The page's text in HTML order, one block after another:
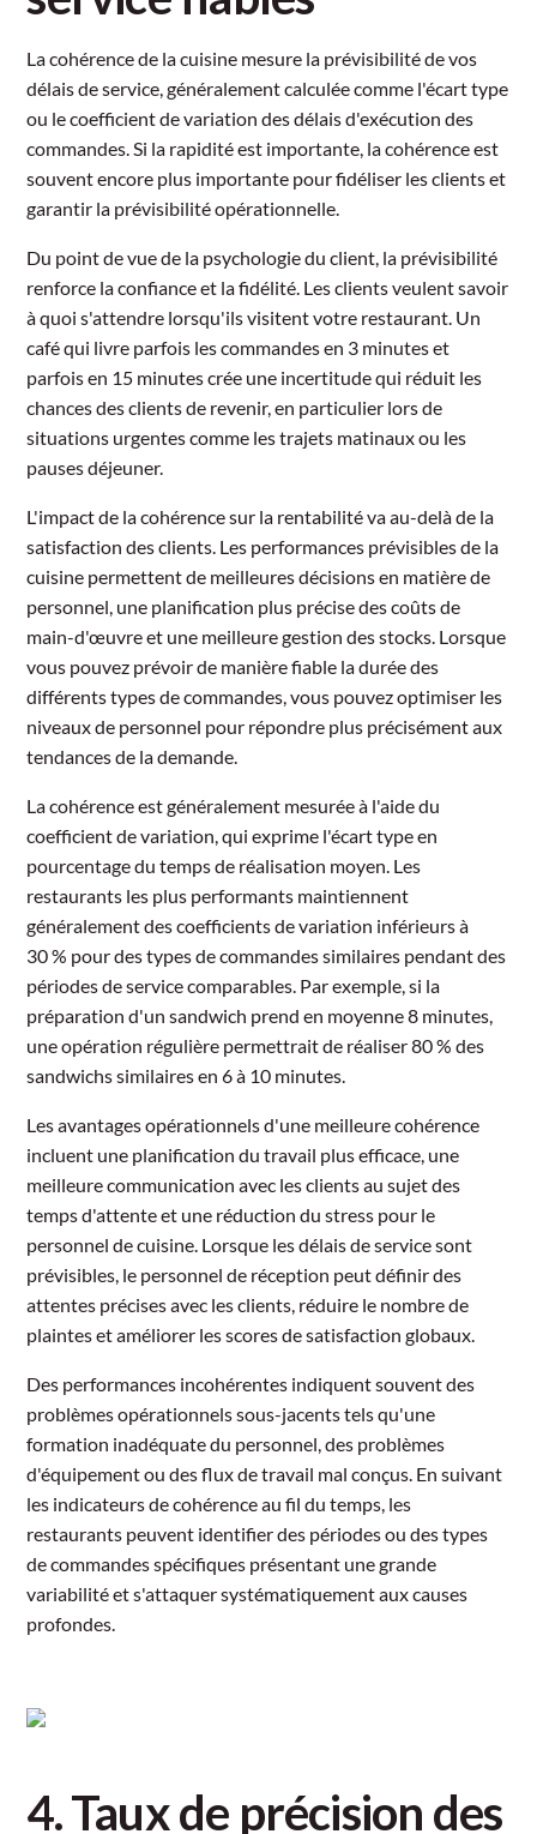
La cohérence de la cuisine mesure la prévisibilité de vos
délais de service, généralement calculée comme l'écart type
ou le coefficient de variation des délais d'exécution des
commandes. Si la rapidité est importante, la cohérence est
souvent encore plus importante pour fidéliser les clients et
garantir la prévisibilité opérationnelle.
Du point de vue de la psychologie du client, la prévisibilité
renforce la confiance et la fidélité. Les clients veulent savoir
à quoi s'attendre lorsqu'ils visitent votre restaurant. Un
café qui livre parfois les commandes en 3 minutes et
parfois en 15 minutes crée une incertitude qui réduit les
chances des clients de revenir, en particulier lors de
situations urgentes comme les trajets matinaux ou les
pauses déjeuner.
L'impact de la cohérence sur la rentabilité va au-delà de la
satisfaction des clients. Les performances prévisibles de la
cuisine permettent de meilleures décisions en matière de
personnel, une planification plus précise des coûts de
main-d'œuvre et une meilleure gestion des stocks. Lorsque
vous pouvez prévoir de manière fiable la durée des
différents types de commandes, vous pouvez optimiser les
niveaux de personnel pour répondre plus précisément aux
tendances de la demande.
La cohérence est généralement mesurée à l'aide du
coefficient de variation, qui exprime l'écart type en
pourcentage du temps de réalisation moyen. Les
restaurants les plus performants maintiennent
généralement des coefficients de variation inférieurs à
30 % pour des types de commandes similaires pendant des
périodes de service comparables. Par exemple, si la
préparation d'un sandwich prend en moyenne 8 minutes,
une opération régulière permettrait de réaliser 80 % des
sandwichs similaires en 6 à 10 minutes.
Les avantages opérationnels d'une meilleure cohérence
incluent une planification du travail plus efficace, une
meilleure communication avec les clients au sujet des
temps d'attente et une réduction du stress pour le
personnel de cuisine. Lorsque les délais de service sont
prévisibles, le personnel de réception peut définir des
attentes précises avec les clients, réduire le nombre de
plaintes et améliorer les scores de satisfaction globaux.
Des performances incohérentes indiquent souvent des
problèmes opérationnels sous-jacents tels qu'une
formation inadéquate du personnel, des problèmes
d'équipement ou des flux de travail mal conçus. En suivant
les indicateurs de cohérence au fil du temps, les
restaurants peuvent identifier des périodes ou des types
de commandes spécifiques présentant une grande
variabilité et s'attaquer systématiquement aux causes
profondes.
4. Taux de précision des